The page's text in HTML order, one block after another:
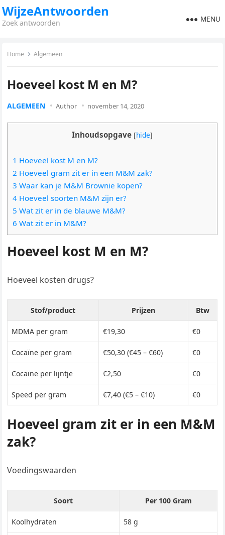
WijzeAntwoorden
Zoek antwoorden MENU
Home Algemeen
Hoeveel kost M en M?
ALGEMEEN Author november 14, 2020
Inhoudsopgave [hide]
1 Hoeveel kost M en M?
2 Hoeveel gram zit er in een M&M zak?
3 Waar kan je M&M Brownie kopen?
4 Hoeveel soorten M&M zijn er?
5 Wat zit er in de blauwe M&M?
6 Wat zit er in M&M?
Hoeveel kost M en M?
Hoeveel kosten drugs?
Stof/product Prijzen Btw
MDMA per gram €19,30 €0
Cocaïne per gram €50,30 (€45 – €60) €0
Cocaïne per lijntje €2,50 €0
Speed per gram €7,40 (€5 – €10) €0
Hoeveel gram zit er in een M&M
zak?
Voedingswaarden
Soort Per 100 Gram
Koolhydraten 58 g